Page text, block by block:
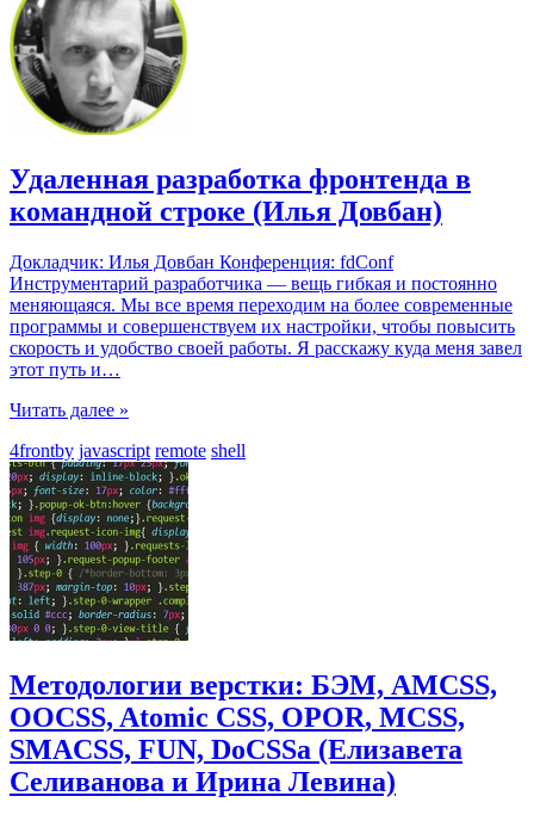
Удаленная разработка фронтенда в
командной строке (Илья Довбан)
Докладчик: Илья Довбан Конференция: fdConf
Инструментарий разработчика — вещь гибкая и постоянно
меняющаяся. Мы все время переходим на более современные
программы и совершенствуем их настройки, чтобы повысить
скорость и удобство своей работы. Я расскажу куда меня завел
этот путь и…
Читать далее »
4frontby javascript remote shell
Методологии верстки: БЭМ, AMCSS,
OOCSS, Atomic CSS, OPOR, MCSS,
SMACSS, FUN, DoCSSa (Елизавета
Селиванова и Ирина Левина)